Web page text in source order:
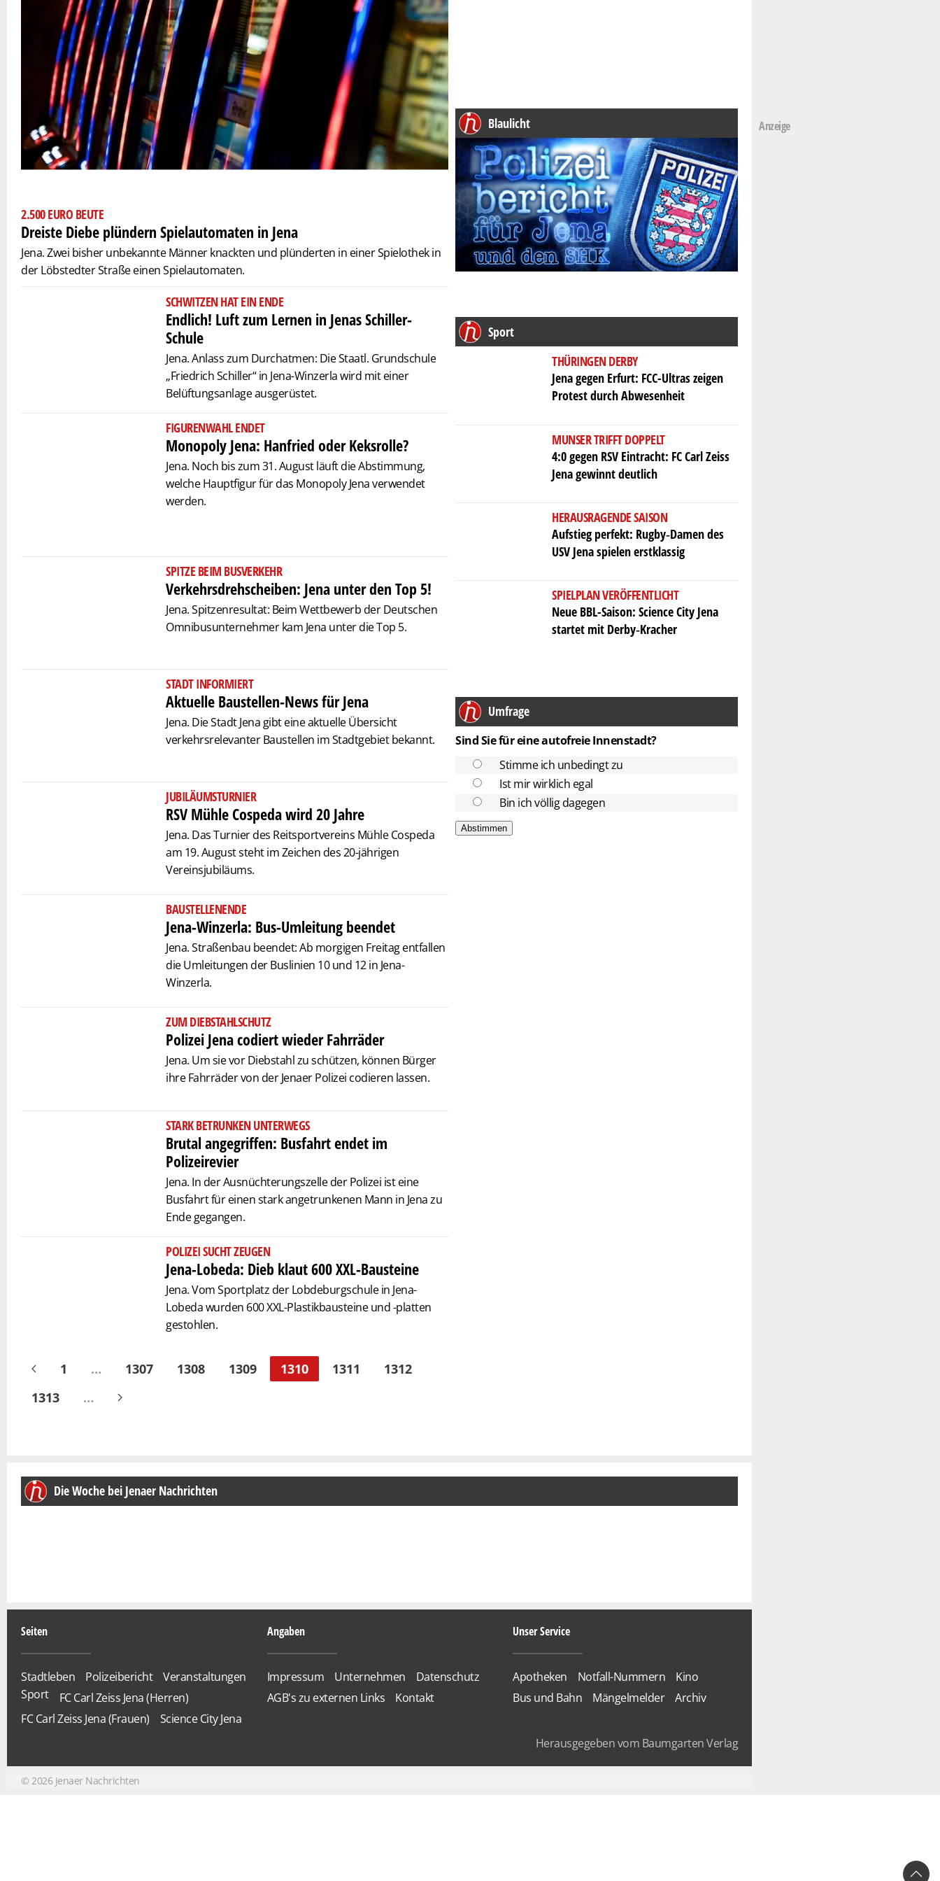
2.500 EURO BEUTE
Dreiste Diebe plündern Spielautomaten in Jena
Jena. Zwei bisher unbekannte Männer knackten und plünderten in einer Spielothek in
derLöbstedterStraße einen Spielautomaten.
SCHWITZEN HAT EIN ENDE
Endlich! Luft zum Lernen in Jenas Schiller-
Schule
Jena. Anlass zum Durchatmen: Die Staatl. Grundschule
„Friedrich Schiller“ in Jena-Winzerla wird mit einer
Belüftungsanlage ausgerüstet.
FIGURENWAHL ENDET
Monopoly Jena: Hanfried oder Keksrolle?
Jena. Noch bis zum 31. August läuft die Abstimmung,
welche Hauptfigur für das Monopoly Jena verwendet
werden.
SPITZE BEIM BUSVERKEHR
Verkehrsdrehscheiben: Jena unter den Top 5!
Jena. Spitzenresultat: Beim Wettbewerb der Deutschen
Omnibusunternehmer kam Jena unter die Top 5.
STADT INFORMIERT
Aktuelle Baustellen-News für Jena
Jena. Die Stadt Jena gibt eine aktuelle Übersicht
verkehrsrelevanter Baustellen im Stadtgebiet bekannt.
JUBILÄUMSTURNIER
RSV Mühle Cospeda wird 20 Jahre
Jena. Das Turnier des Reitsportvereins Mühle Cospeda
am 19. August steht im Zeichen des 20-jährigen
Vereinsjubiläums.
BAUSTELLENENDE
Jena-Winzerla: Bus-Umleitung beendet
Jena. Straßenbau beendet: Ab morgigen Freitag entfallen
die Umleitungen der Buslinien 10 und 12 in Jena-
Winzerla.
ZUM DIEBSTAHLSCHUTZ
Polizei Jena codiert wieder Fahrräder
Jena. Um sie vor Diebstahl zu schützen, können Bürger
ihre Fahrräder von der Jenaer Polizei codieren lassen.
STARK BETRUNKEN UNTERWEGS
Brutal angegriffen: Busfahrt endet im
Polizeirevier
Jena. In der Ausnüchterungszelle der Polizei ist eine
Busfahrt für einen stark angetrunkenen Mann in Jena zu
Ende gegangen.
POLIZEI SUCHT ZEUGEN
Jena-Lobeda: Dieb klaut 600 XXL-Bausteine
Jena. Vom Sportplatz der Lobdeburgschule in Jena-
Lobeda wurden 600 XXL-Plastikbausteine und -platten
gestohlen.
1 … 1307 1308 1309 1310 1311
1312
1313
…
Blaulicht
Sport
THÜRINGEN DERBY
Jena gegen Erfurt: FCC-Ultras zeigen
Protest durch Abwesenheit
MUNSER TRIFFT DOPPELT
4:0 gegen RSV Eintracht: FC Carl Zeiss
Jena gewinnt deutlich
HERAUSRAGENDE SAISON
Aufstieg perfekt: Rugby‑Damen des
USV Jena spielen erstklassig
SPIELPLAN VERÖFFENTLICHT
Neue BBL-Saison: Science City Jena
startet mit Derby‑Kracher
Umfrage
Sind Sie für eine autofreie Innenstadt?
Stimme ich unbedingt zu
Ist mir wirklich egal
Bin ich völlig dagegen
Die Woche bei Jenaer Nachrichten
Seiten
Stadtleben Polizeibericht
Veranstaltungen
Sport
FC Carl Zeiss Jena (Herren)
FC Carl Zeiss Jena (Frauen)
Science City Jena
Angaben
Impressum Unternehmen
Datenschutz
AGB's zu externen Links
Kontakt
Unser Service
Apotheken Notfall-Nummern
Kino
Bus und Bahn
Mängelmelder Archiv
Herausgegeben vom Baumgarten Verlag
© 2026Jenaer Nachrichten
Anzeige